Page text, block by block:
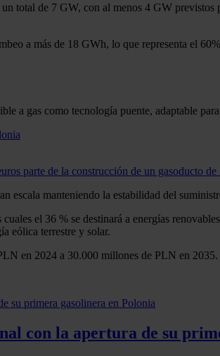
total de 7 GW, con al menos 4 GW previstos
a más de 18 GWh, lo que representa el
a gas como tecnología puente, adaptable
parte de la construcción de un gasoducto
escala manteniendo la estabilidad del
el 36 % se destinará a energías
eólica terrestre y solar.
en 2024 a 30.000 millones de PLN en 2035.
con la apertura de su